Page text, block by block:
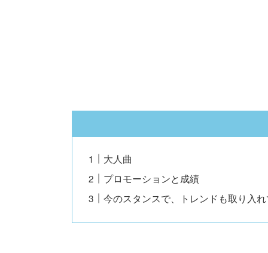
大人曲
プロモーションと成績
今のスタンスで、トレンドも取り入